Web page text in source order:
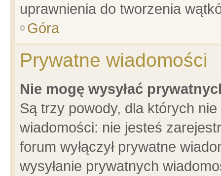
uprawnienia do tworzenia
Góra
Prywatne wiadomości
Nie mogę wysyłać
Są trzy powody, dla których
wiadomości: nie jesteś
forum wyłączył prywatne
wysyłanie prywatnych